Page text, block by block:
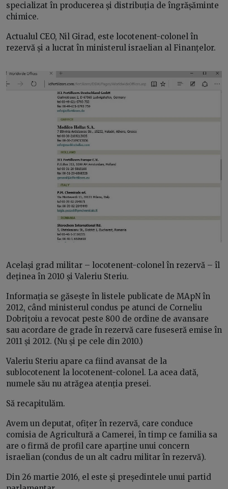
specializat în producerea și distribuția de îngrășăminte
chimice.
Actualul CEO, Nil Girad, este locotenent-colonel în
rezervă și a lucrat în ministerul israelian al Finanțelor.
Același grad militar – locotenent-colonel în rezervă – îl
deținea în 2010 și Valeriu Steriu.
Informația se găsește în listele publicate de MApN în
2012, când ministerul condus pe atunci de Corneliu
Dobrițoiu a revocat peste 800 de ordine de avansare
sau acordare de grade în rezervă care fuseseră emise în
2011 și 2012. (Nu și pe cele din 2010.)
Valeriu Steriu apare ca fiind avansat de la
sublocotenent la locotenent-colonel. La acea dată,
numele său nu atrăgea atenția presei.
Să recapitulăm.
Avem un deputat, ofițer în rezervă, care conduce
comisia de Agricultură a Camerei, în timp ce familia sa
are o firmă de profil care aparține unui concern
israelian (condus de un alt cadru militar în rezervă).
Din 26 martie 2016, el este și președintele unui partid